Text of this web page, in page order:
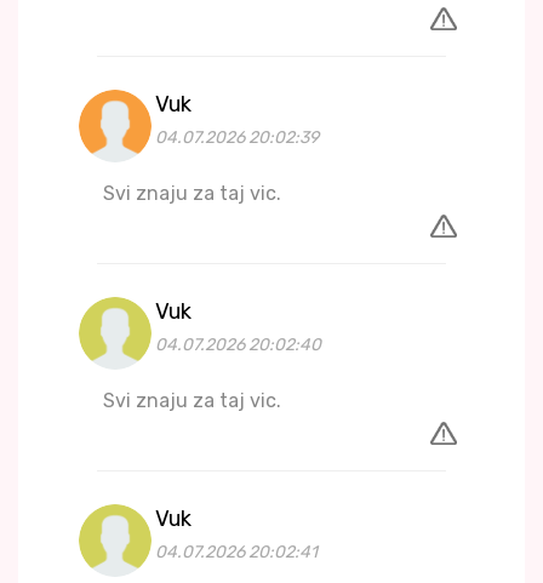
Vuk
04.07.2026 20:02:39
Svi znaju za taj vic.
Vuk
04.07.2026 20:02:40
Svi znaju za taj vic.
Vuk
04.07.2026 20:02:41